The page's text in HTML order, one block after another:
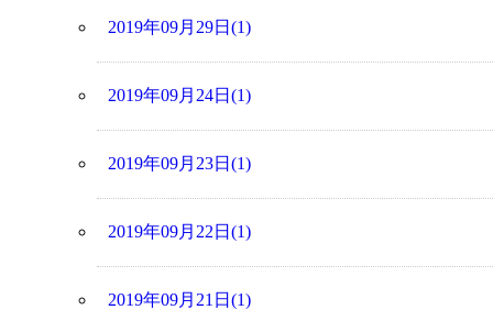
2019年09月29日(1)
2019年09月24日(1)
2019年09月23日(1)
2019年09月22日(1)
2019年09月21日(1)